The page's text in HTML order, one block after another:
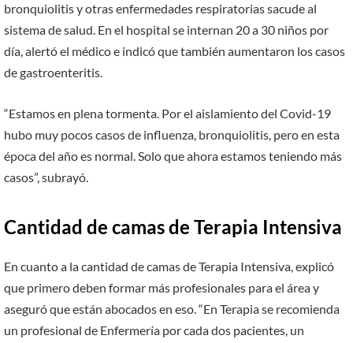
bronquiolitis y otras enfermedades respiratorias sacude al
sistema de salud. En el hospital se internan 20 a 30 niños por
día, alertó el médico e indicó que también aumentaron los casos
de gastroenteritis.
“Estamos en plena tormenta. Por el aislamiento del Covid-19
hubo muy pocos casos de influenza, bronquiolitis, pero en esta
época del año es normal. Solo que ahora estamos teniendo más
casos”, subrayó.
Cantidad de camas de Terapia Intensiva
En cuanto a la cantidad de camas de Terapia Intensiva, explicó
que primero deben formar más profesionales para el área y
aseguró que están abocados en eso. “En Terapia se recomienda
un profesional de Enfermería por cada dos pacientes, un